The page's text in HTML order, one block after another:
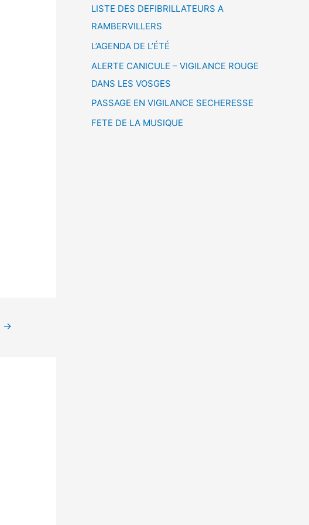
→
LISTE DES DEFIBRILLATEURS A
RAMBERVILLERS
L’AGENDA DE L’ÉTÉ
ALERTE CANICULE – VIGILANCE ROUGE
DANS LES VOSGES
PASSAGE EN VIGILANCE SECHERESSE
FETE DE LA MUSIQUE